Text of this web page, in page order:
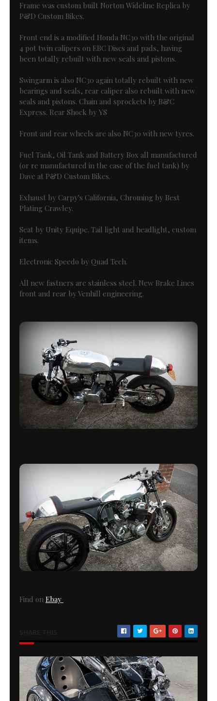
Frame was custom built Norton Wideline Replica by
P&D Custom Bikes.
Front end is a modified Honda NC30 with the original
4 pot twin calipers on EBC Discs and pads, having
been totally rebuilt with new seals and pistons.
Swingarm is also NC30 again totally rebuilt with new
bearings and seals, rear caliper also rebuilt with new
seals and pistons. Chain and sprockets by B&C
Express. Rear Shock by YS
Front and rear wheels are also NC30 with new tyres.
Fuel Tank, Oil Tank and Battery Box all manufactured
(or re manufactured in the case of the fuel tank) by
Dave at P&D Custom Bikes.
Exhaust by Carpy's California, Chroming by Best
Plating Crawley.
Seat by Unity Equipe. Tail light and headlight, custom
items.
Electronic Speedo by Quad Tech.
All new fastners are stainless steel. New Brake Lines
front and rear by Venhill engineering.
Find on Ebay